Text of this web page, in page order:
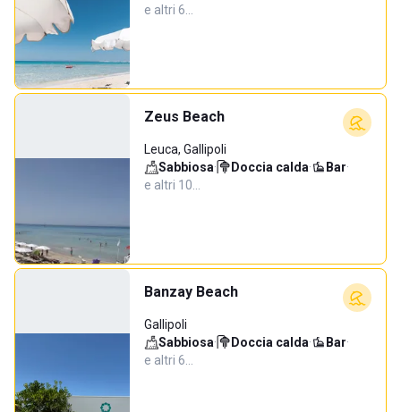
e altri 6…
Zeus Beach
Leuca, Gallipoli
Sabbiosa· Doccia calda· Bar·
e altri 10…
Banzay Beach
Gallipoli
Sabbiosa· Doccia calda· Bar·
e altri 6…